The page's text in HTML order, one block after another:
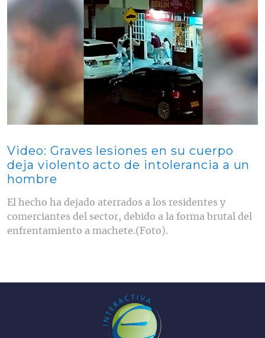
Video: Graves lesiones en su cuerpo
deja violento acto de intolerancia a un
hombre
El hecho ha dejado aterrados a los residentes y
comerciantes del sector, debido a la forma brutal del
enfrentamiento a machete.(Foto).